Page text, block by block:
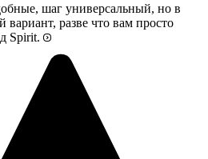
шаг универсальный, но в
разве что вам просто
Spirit.